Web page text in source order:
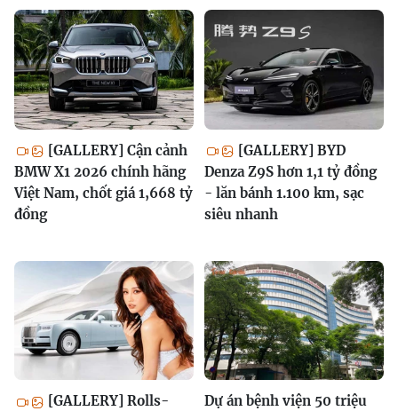
[GALLERY] Cận cảnh
BMW X1 2026 chính hãng
Việt Nam, chốt giá 1,668 tỷ
đồng
[GALLERY] BYD
Denza Z9S hơn 1,1 tỷ đồng
- lăn bánh 1.100 km, sạc
siêu nhanh
[GALLERY] Rolls-
Dự án bệnh viện 50 triệu